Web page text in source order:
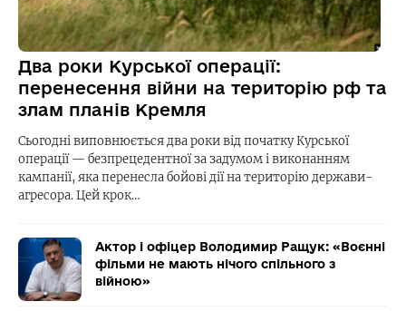
Два роки Курської операції:
перенесення війни на територію рф та
злам планів Кремля
Сьогодні виповнюється два роки від початку Курської
операції — безпрецедентної за задумом і виконанням
кампанії, яка перенесла бойові дії на територію держави-
агресора. Цей крок…
Актор і офіцер Володимир Ращук: «Воєнні
фільми не мають нічого спільного з
війною»